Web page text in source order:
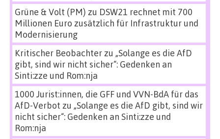
Grüne & Volt (PM) zu DSW21 rechnet mit 700
Millionen Euro zusätzlich für Infrastruktur und
Modernisierung
Kritischer Beobachterzu „Solange es die AfD
gibt, sind wir nicht sicher“: Gedenken an
Sinti:zze und Rom:nja
1000 Jurist:innen, die GFF und VVN-BdA für das
AfD-Verbot zu „Solange es die AfD gibt, sind wir
nicht sicher“: Gedenken an Sinti:zze und
Rom:nja